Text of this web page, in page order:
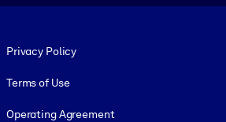
Privacy Policy
Terms of Use
Operating Agreement